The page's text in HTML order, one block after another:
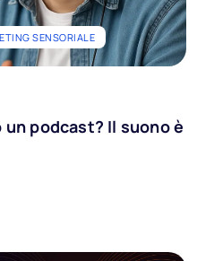
SENSORIALE
podcast? Il suono è